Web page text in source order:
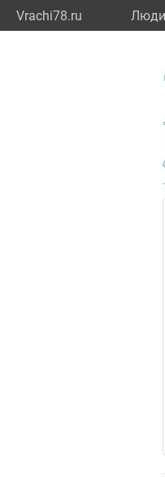
Vrachi78.ru Люди